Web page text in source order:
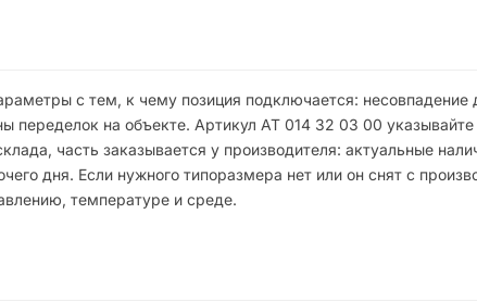
с тем, к чему позиция подключается: несовпадение
на объекте. Артикул АТ 014 32 03 00
часть заказывается у производителя: актуальные
дня. Если нужного типоразмера нет или он снят с
температуре и среде.